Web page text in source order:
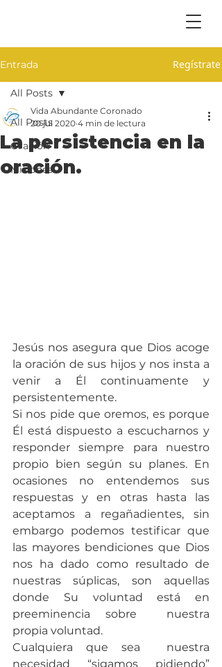
Entrada Regístrate
All Posts
Oración
Misiones
All Posts
La persistencia en la
oración.
Vida Abundante Coronado
20 jul 2020 4 min de lectura
Jesús nos asegura que Dios acoge
la oración de sus hijos y nos insta a
venir a Él continuamente y
persistentemente.
Si nos pide que oremos, es porque
Él está dispuesto a escucharnos y
responder siempre para nuestro
propio bien según su planes. En
ocasiones no entendemos sus
respuestas y en otras hasta las
aceptamos a regañadientes, sin
embargo podemos testificar que
las mayores bendiciones que Dios
nos ha dado como resultado de
nuestras súplicas, son aquellas
donde Su voluntad está en
preeminencia sobre  nuestra
propia voluntad.
Cualquiera que sea  nuestra
necesidad “sigamos pidiendo”